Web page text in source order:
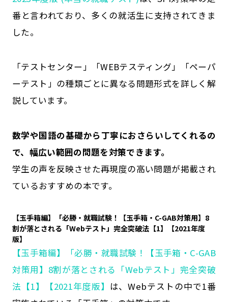
番と言われており、多くの就活生に支持されてきま
した。
「テストセンター」「WEBテスティング」「ペーパ
ーテスト」の種類ごとに異なる問題形式を詳しく解
説しています。
数学や国語の基礎から丁寧におさらいしてくれるの
で、幅広い範囲の問題を対策できます。
学生の声を反映させた再現度の高い問題が掲載され
ているおすすめの本です。
【玉手箱編】「必勝・就職試験！【玉手箱・C-GAB対策用】8
割が落とされる「Webテスト」完全突破法【1】【2021年度
版】
【玉手箱編】「必勝・就職試験！【玉手箱・C-GAB
対策用】8割が落とされる「Webテスト」完全突破
法【1】【2021年度版】 は、Webテストの中で1番